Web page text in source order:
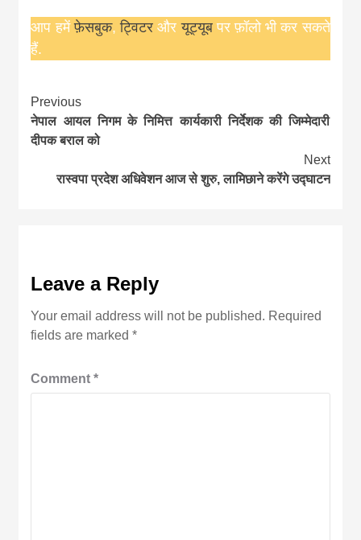
आप हमेंफ़ेसबुक,ट्विटरऔरयूट्यूबपर फ़ॉलो भी कर सकते
हैं.
Continue
Reading
Previous
नेपाल आयल निगम के निमित्त कार्यकारी निर्देशक की जिम्मेदारी
दीपक बराल को
Next
रास्वपा प्रदेश अधिवेशन आज से शुरु, लामिछाने करेंगे उद्घाटन
Leave a Reply
Your email address will not be published. Required
fields are marked*
Comment*